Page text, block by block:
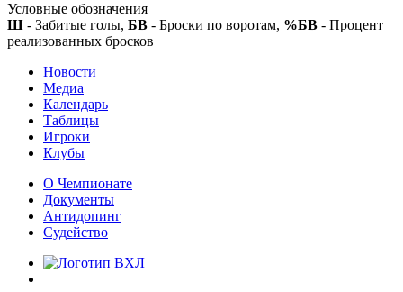
Условные обозначения
Ш - Забитые голы, БВ - Броски по воротам, %БВ - Процент
реализованных бросков
Новости
Медиа
Календарь
Таблицы
Игроки
Клубы
О Чемпионате
Документы
Антидопинг
Судейство